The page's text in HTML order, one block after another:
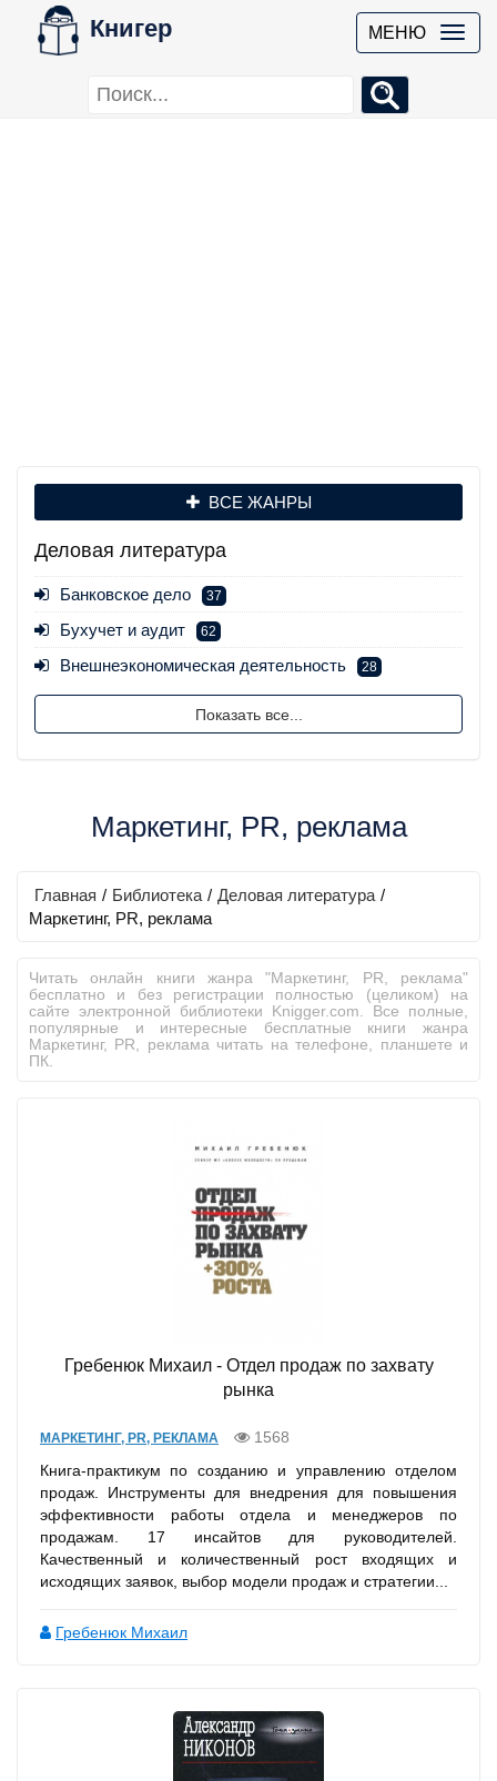
Книгер МЕНЮ
ВСЕ ЖАНРЫ
Деловая литература
Банковское дело 37
Бухучет и аудит 62
Внешнеэкономическая деятельность 28
Показать все...
Маркетинг, PR, реклама
Главная / Библиотека / Деловая литература /
Маркетинг, PR, реклама
Читать онлайн книги жанра "Маркетинг, PR, реклама"
бесплатно и без регистрации полностью (целиком) на
сайте электронной библиотеки Knigger.com. Все полные,
популярные и интересные бесплатные книги жанра
Маркетинг, PR, реклама читать на телефоне, планшете и
ПК.
Гребенюк Михаил - Отдел продаж по захвату
рынка
МАРКЕТИНГ, PR, РЕКЛАМА
1568
Книга-практикум по созданию и управлению отделом
продаж. Инструменты для внедрения для повышения
эффективности работы отдела и менеджеров по
продажам. 17 инсайтов для руководителей.
Качественный и количественный рост входящих и
исходящих заявок, выбор модели продаж и стратегии...
Гребенюк Михаил